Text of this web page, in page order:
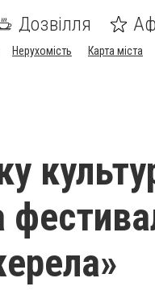
Дозвілля
Нерухомість Карта міста